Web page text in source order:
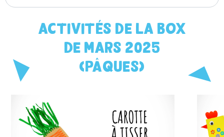
ACTIVITÉS DE LA BOX
DE MARS 2025
(PÂQUES)